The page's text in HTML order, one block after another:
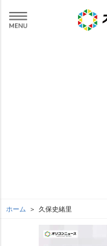
ホーム 久保史緒里